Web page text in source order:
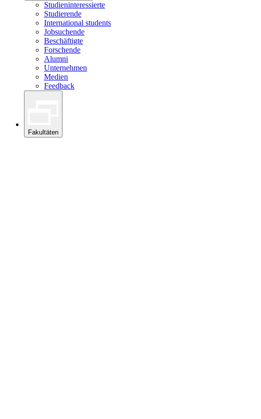
Studieninteressierte
Studierende
International students
Jobsuchende
Beschäftigte
Forschende
Alumni
Unternehmen
Medien
Feedback
Fakultäten